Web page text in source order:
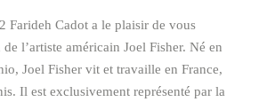
Farideh Cadot a le plaisir de vous
l’artiste américain Joel Fisher. Né en
Joel Fisher vit et travaille en France,
Il est exclusivement représenté par la